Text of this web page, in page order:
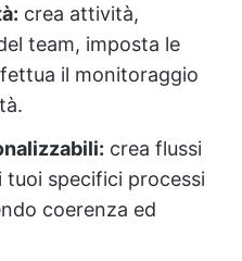
crea attività,
team, imposta le
il monitoraggio
crea flussi
tuoi specifici processi
coerenza ed